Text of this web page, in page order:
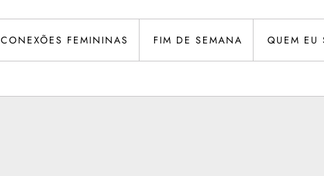
CONEXÕES FEMININAS FIM DE SEMANA QUEM EU